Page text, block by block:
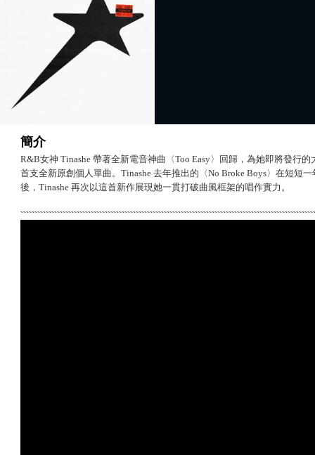
簡介
R&B女神 Tinashe 帶著全新電音神曲〈Too Easy〉回歸，為她即將發行
首支全新原創個人單曲。Tinashe 去年推出的〈No Broke Boys〉在短短
後，Tinashe 再次以這首新作展現她一貫打破曲風框架的唱作實力。